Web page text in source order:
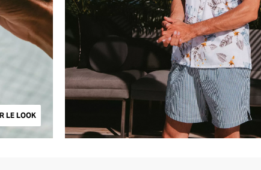
LE LOOK